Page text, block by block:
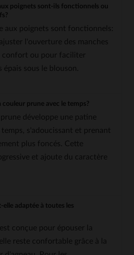
poignets sont-ils fonctionnels ou
aux poignets sont fonctionnels:
l'ouverture des manches
confort ou pour faciliter
épais sous le blouson.
couleur prune avec le temps?
prune développe une patine
s'adoucissant et prenant
plus foncés. Cette
et ajoute du caractère
elle adaptée à toutes les
conçue pour épouser la
reste confortable grâce à la